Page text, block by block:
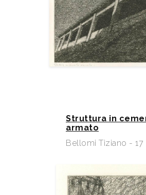
Struttura in
armato
Bellomi Tiziano - 17